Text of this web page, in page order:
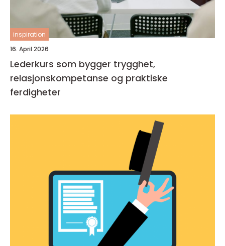
inspiration
16. April 2026
Lederkurs som bygger trygghet,
relasjonskompetanse og praktiske
ferdigheter